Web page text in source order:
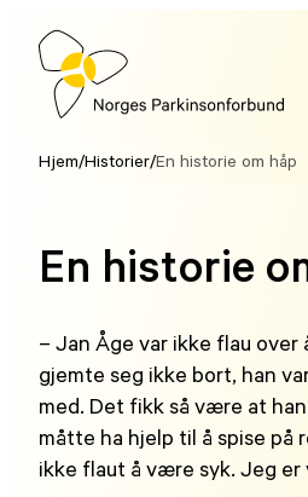
Hopp
innholdNorges
Hjem/Historier/En historie om håp
En historie
– Jan Åge var ikke flau over
gjemte seg ikke bort, han
med. Det fikk så være at
måtte ha hjelp til å spise på
ikke flaut å være syk. Jeg er